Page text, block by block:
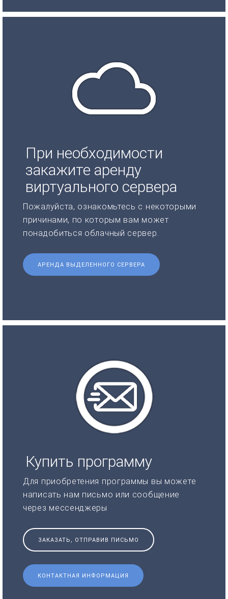
При необходимости
закажите аренду
виртуального сервера
Пожалуйста, ознакомьтесь с некоторыми
причинами, по которым вам может
понадобиться облачный сервер.
АРЕНДА ВЫДЕЛЕННОГО СЕРВЕРА
Купить программу
Для приобретения программы вы можете
написать нам письмо или сообщение
через мессенджеры
ЗАКАЗАТЬ, ОТПРАВИВ ПИСЬМО
КОНТАКТНАЯ ИНФОРМАЦИЯ